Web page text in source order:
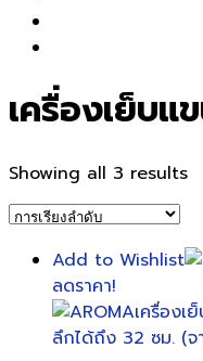
เครื่องเย็บแ
Showing all 3 results
Add to Wishlist
ลดราคา!